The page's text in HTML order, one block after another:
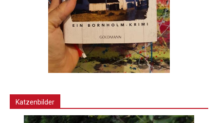
Katzenbilder